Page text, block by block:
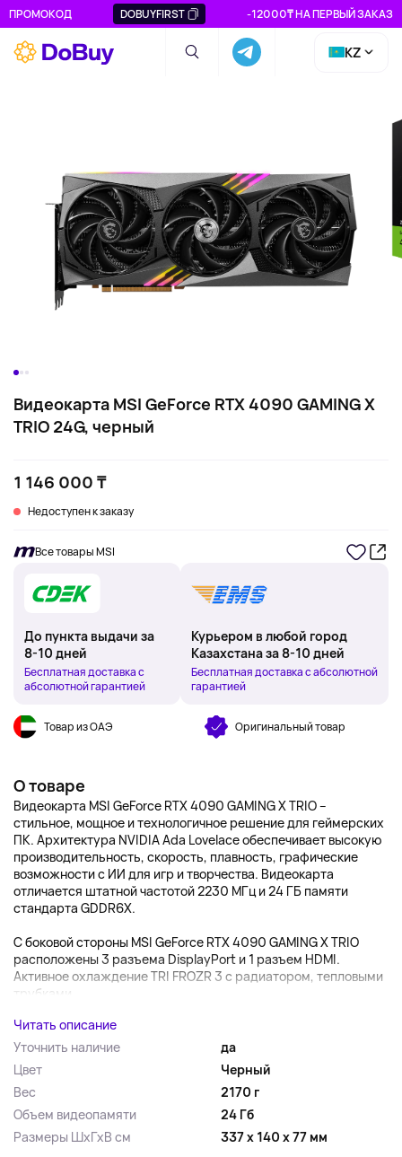
ПРОМОКОД DOBUYFIRST -12000₸ НА ПЕРВЫЙ ЗАКАЗ
KZ
Видеокарта MSI GeForce RTX 4090 GAMING X
TRIO 24G, черный
1 146 000 ₸
Недоступен к заказу
Все товары MSI
До пункта выдачи за
8-10 дней
Бесплатная доставка с
абсолютной гарантией
Курьером в любой город
Казахстана за 8-10 дней
Бесплатная доставка с абсолютной
гарантией
Товар из ОАЭ Оригинальный товар
О товаре
Видеокарта MSI GeForce RTX 4090 GAMING X TRIO –
стильное, мощное и технологичное решение для геймерских
ПК. Архитектура NVIDIA Ada Lovelace обеспечивает высокую
производительность, скорость, плавность, графические
возможности с ИИ для игр и творчества. Видеокарта
отличается штатной частотой 2230 МГц и 24 ГБ памяти
стандарта GDDR6X.
С боковой стороны MSI GeForce RTX 4090 GAMING X TRIO
расположены 3 разъема DisplayPort и 1 разъем HDMI.
Активное охлаждение TRI FROZR 3 с радиатором, тепловыми
трубками,...
Читать описание
Уточнить наличие
да
Цвет
Черный
Вес
2170 г
Объем видеопамяти
24 Гб
Размеры ШхГхВ см
337 x 140 x 77 мм